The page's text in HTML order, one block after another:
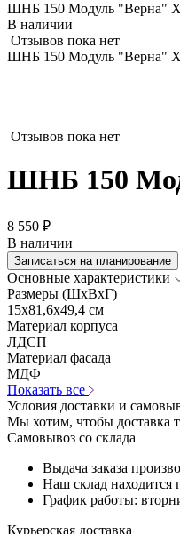
ШНБ 150 Модуль "Верна"
В наличии
Отзывов пока нет
ШНБ 150 Модуль "Верна"
Отзывов пока нет
ШНБ 150
8 550 ₽
В наличии
Записаться на планирование
Основные характеристики
Размеры (ШхВхГ)
15x81,6x49,4 см
Материал корпуса
ЛДСП
Материал фасада
МДФ
Показать все
Условия доставки и
Мы хотим, чтобы доставка
Самовывоз со склада
Выдача заказа
Наш склад находится
График работы:
Курьерская доставка